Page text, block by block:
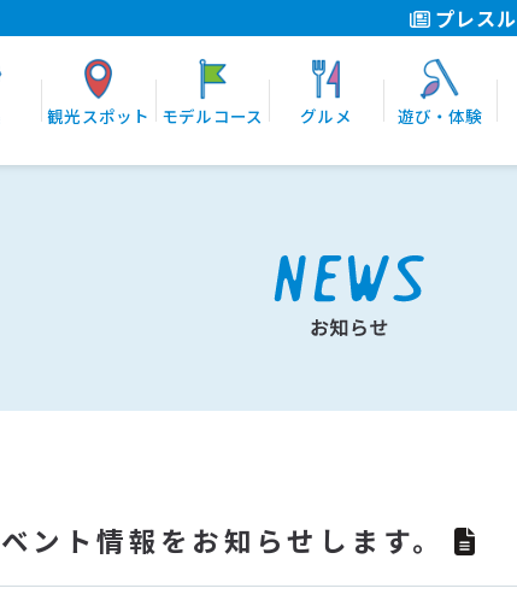
プレス
観光スポット モデルコース グルメ 遊び・体験
ント情報をお知らせします。